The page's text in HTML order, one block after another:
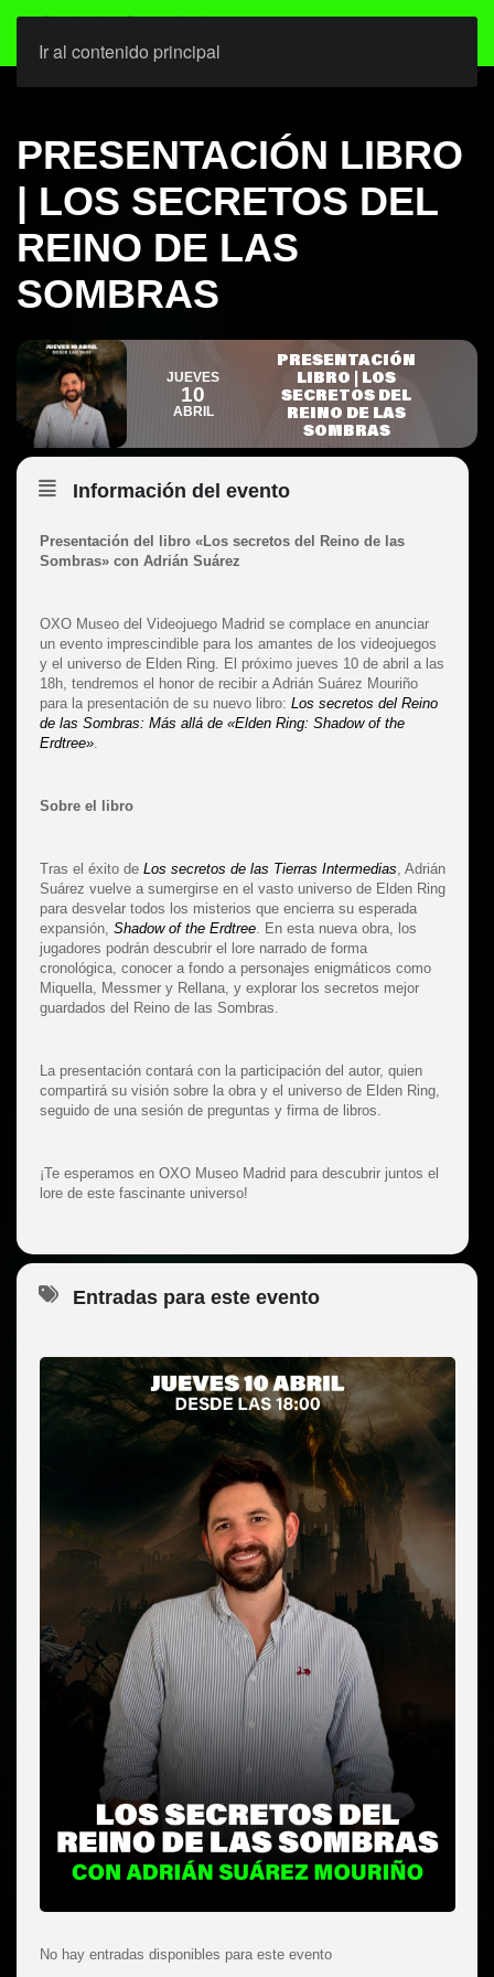
Ir al contenido principal
PRESENTACIÓN LIBRO
| LOS SECRETOS DEL
REINO DE LAS
SOMBRAS
JUEVES
10
ABRIL
PRESENTACIÓN
LIBRO | LOS
SECRETOS DEL
REINO DE LAS
SOMBRAS
Información del evento
Presentación del libro «Los secretos del Reino de las
Sombras» con Adrián Suárez
OXO Museo del Videojuego Madrid se complace en anunciar
un evento imprescindible para los amantes de los videojuegos
y el universo de Elden Ring. El próximo jueves 10 de abril a las
18h, tendremos el honor de recibir a Adrián Suárez Mouriño
para la presentación de su nuevo libro: Los secretos del Reino
de las Sombras: Más allá de «Elden Ring: Shadow of the
Erdtree».
Sobre el libro
Tras el éxito de Los secretos de las Tierras Intermedias, Adrián
Suárez vuelve a sumergirse en el vasto universo de Elden Ring
para desvelar todos los misterios que encierra su esperada
expansión, Shadow of the Erdtree. En esta nueva obra, los
jugadores podrán descubrir el lore narrado de forma
cronológica, conocer a fondo a personajes enigmáticos como
Miquella, Messmer y Rellana, y explorar los secretos mejor
guardados del Reino de las Sombras.
La presentación contará con la participación del autor, quien
compartirá su visión sobre la obra y el universo de Elden Ring,
seguido de una sesión de preguntas y firma de libros.
¡Te esperamos en OXO Museo Madrid para descubrir juntos el
lore de este fascinante universo!
Entradas para este evento
No hay entradas disponibles para este evento